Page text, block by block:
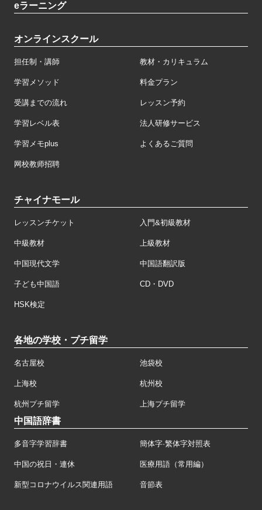
eラーニング
オンラインスクール
担任制・講師 教材・カリキュラム
学習メソッド 料金プラン
受講までの流れ レッスン予約
学習レベル表 法人研修サービス
学習メモplus よくあるご質問
网校教师招聘
チャイナモール
レッスンチケット 入門&初級教材
中級教材 上級教材
中国現代文学 中国語翻訳版
子ども中国語 CD・DVD
HSK検定
各地の学校・プチ留学
名古屋校 池袋校
上海校 杭州校
杭州プチ留学 上海プチ留学
中国語辞書
多音字学習辞書 簡体字·繁体字対照表
中国の祝日・連休 医療用語（常用編）
新型コロナウイルス関連用語 音節表